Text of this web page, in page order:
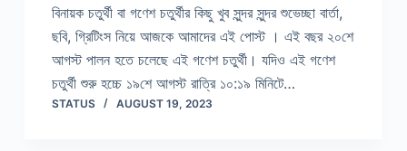
বিনায়ক চতুর্থী বা গণেশ চতুৰ্থীর কিছু খুব সুন্দর সুন্দর শুভেচ্ছা বার্তা,
ছবি, গ্রিটিংস নিয়ে আজকে আমাদের এই পোস্ট । এই বছর ২০শে
আগস্ট পালন হতে চলেছে এই গণেশ চতুর্থী। যদিও এই গণেশ
চতুর্থী শুরু হচ্চে ১৯শে আগস্ট রাত্রি ১০:১৯ মিনিটে…
STATUS AUGUST 19, 2023